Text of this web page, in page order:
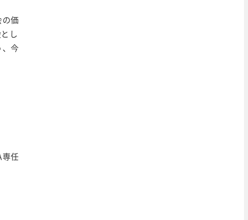
価
し
今
任